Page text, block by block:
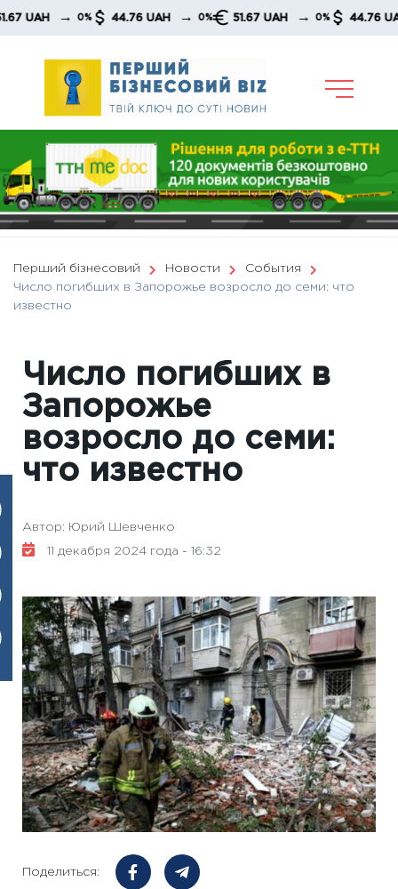
Skip
→ 0% 44.76 UAH → 0% 51.67 UAH → 0% 44.76 UAH →
Перший бізнесовий Новости
События
Число погибших в Запорожье возросло до семи: что
известно
Число погибших в
Запорожье
возросло до семи:
что известно
Автор: Юрий Шевченко
11 декабря 2024 года - 16:32
Поделиться: